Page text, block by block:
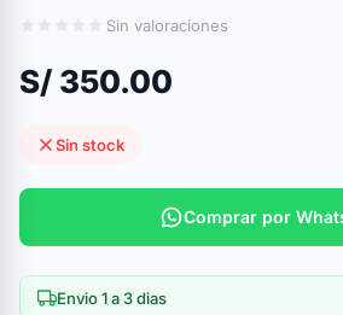
Sin valoraciones
S/ 350.00
Sin stock
Comprar por
Envio 1 a 3 dias